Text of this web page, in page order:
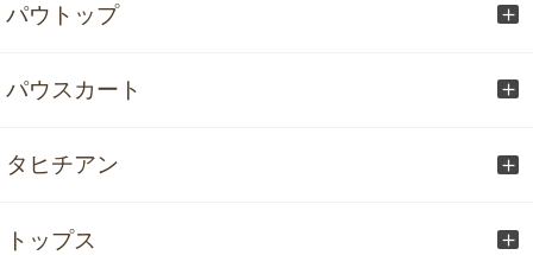
パウトップ
パウスカート
タヒチアン
トップス